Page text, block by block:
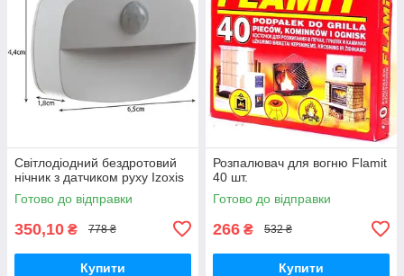
Світлодіодний бездротовий
нічник з датчиком руху Izoxis
Готово до відправки
350,10 ₴ 778 ₴
Купити
Розпалювач для вогню Flamit
40 шт.
Готово до відправки
266 ₴ 532 ₴
Купити